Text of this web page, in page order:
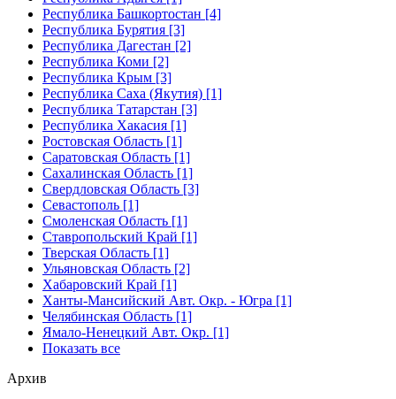
Республика Башкортостан [4]
Республика Бурятия [3]
Республика Дагестан [2]
Республика Коми [2]
Республика Крым [3]
Республика Саха (Якутия) [1]
Республика Татарстан [3]
Республика Хакасия [1]
Ростовская Область [1]
Саратовская Область [1]
Сахалинская Область [1]
Свердловская Область [3]
Севастополь [1]
Смоленская Область [1]
Ставропольский Край [1]
Тверская Область [1]
Ульяновская Область [2]
Хабаровский Край [1]
Ханты-Мансийский Авт. Окр. - Югра [1]
Челябинская Область [1]
Ямало-Ненецкий Авт. Окр. [1]
Показать все
Архив